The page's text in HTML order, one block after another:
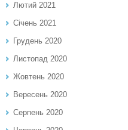
Лютий 2021
Січень 2021
Грудень 2020
Листопад 2020
Жовтень 2020
Вересень 2020
Серпень 2020